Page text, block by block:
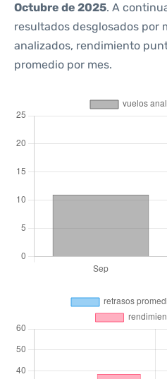
Octubre de 2025. A
resultados desglosados por
analizados, rendimiento
promedio por mes.